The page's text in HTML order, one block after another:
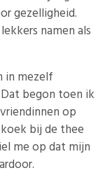
gezelligheid.
namen als
in mezelf
begon toen ik
op
bij de thee
me op dat mijn